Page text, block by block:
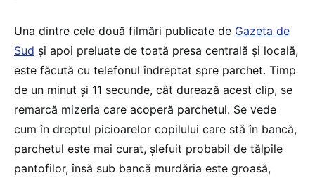
Una dintre cele două filmări publicate de Gazeta de
Sud și apoi preluate de toată presa centrală și locală,
este făcută cu telefonul îndreptat spre parchet. Timp
de un minut și 11 secunde, cât durează acest clip, se
remarcă mizeria care acoperă parchetul. Se vede
cum în dreptul picioarelor copilului care stă în bancă,
parchetul este mai curat, șlefuit probabil de tălpile
pantofilor, însă sub bancă murdăria este groasă,